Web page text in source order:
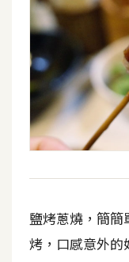
圖
示
免
費
版
型
A
C
鹽烤蔥燒，簡
烤，口感意外的